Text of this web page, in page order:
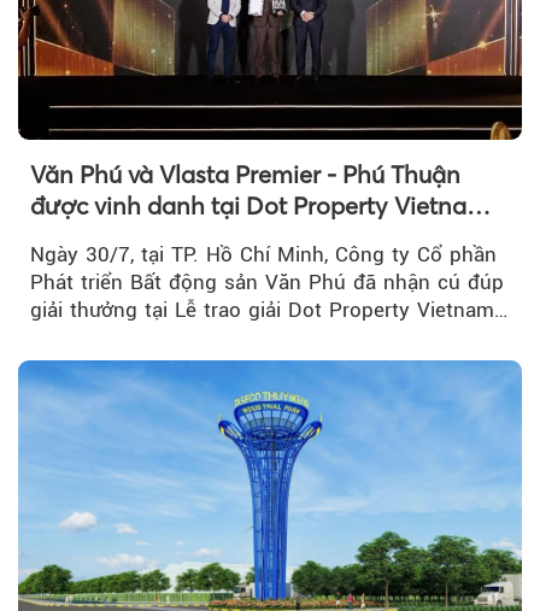
Văn Phú và Vlasta Premier - Phú Thuận
được vinh danh tại Dot Property Vietnam
Ngày 30/7, tại TP. Hồ Chí Minh, Công ty Cổ phần
Phát triển Bất động sản Văn Phú đã nhận cú đúp
giải thưởng tại Lễ trao giải Dot Property Vietnam